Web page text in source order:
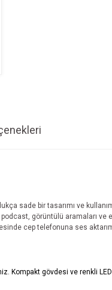
sade bir tasarımı ve
görüntülü aramaları ve
cep telefonuna ses
Kompakt gövdesi ve renkli